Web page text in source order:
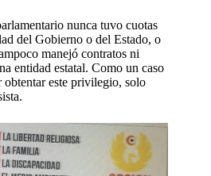
nunca tuvo cuotas
del Gobierno o del Estado, o
manejó contratos ni
entidad estatal. Como un caso
este privilegio, solo